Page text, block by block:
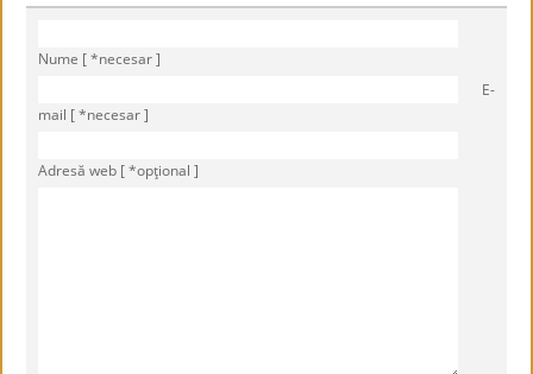
Nume [ *necesar ]
E-
mail [ *necesar ]
Adresă web [ *opţional ]